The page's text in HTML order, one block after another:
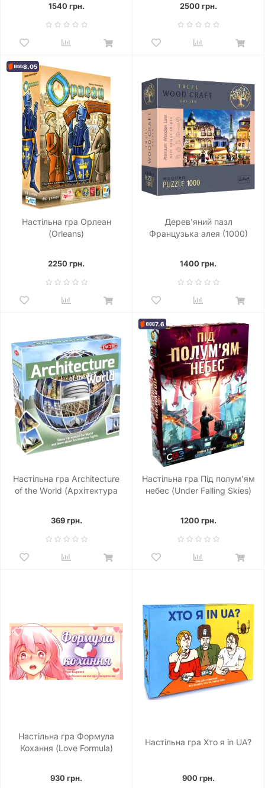
1540 грн. 2500 грн.
8.05
Настільна гра Орлеан
(Orleans)
2250 грн.
Дерев'яний пазл
Французька алея (1000)
1400 грн.
Настільна гра Architecture
of the World (Архітектура
369 грн.
7.6
Настільна гра Під полум'ям
небес (Under Falling Skies)
1200 грн.
Настільна гра Формула
Кохання (Love Formula)
930 грн.
Настільна гра Хто я in UA?
900 грн.